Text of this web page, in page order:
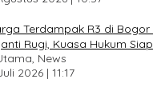
Terdampak R3 di Bogor
Rugi, Kuasa Hukum
News
2026 | 11:17